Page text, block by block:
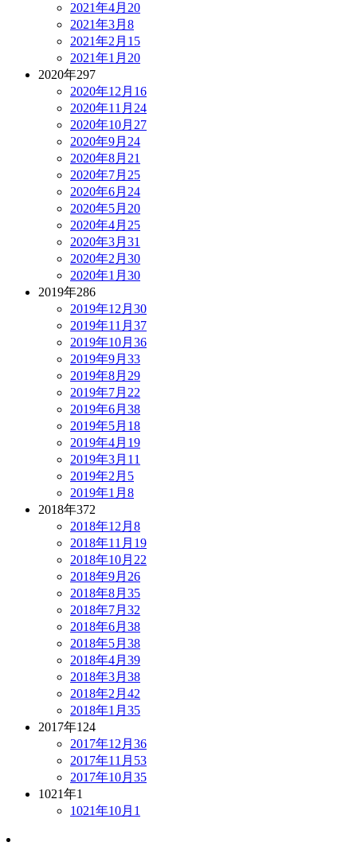
2021年4月 20
2021年3月 8
2021年2月 15
2021年1月 20
2020年297
2020年12月 16
2020年11月 24
2020年10月 27
2020年9月 24
2020年8月 21
2020年7月 25
2020年6月 24
2020年5月 20
2020年4月 25
2020年3月 31
2020年2月 30
2020年1月 30
2019年286
2019年12月 30
2019年11月 37
2019年10月 36
2019年9月 33
2019年8月 29
2019年7月 22
2019年6月 38
2019年5月 18
2019年4月 19
2019年3月 11
2019年2月 5
2019年1月 8
2018年372
2018年12月 8
2018年11月 19
2018年10月 22
2018年9月 26
2018年8月 35
2018年7月 32
2018年6月 38
2018年5月 38
2018年4月 39
2018年3月 38
2018年2月 42
2018年1月 35
2017年124
2017年12月 36
2017年11月 53
2017年10月 35
1021年1
1021年10月 1